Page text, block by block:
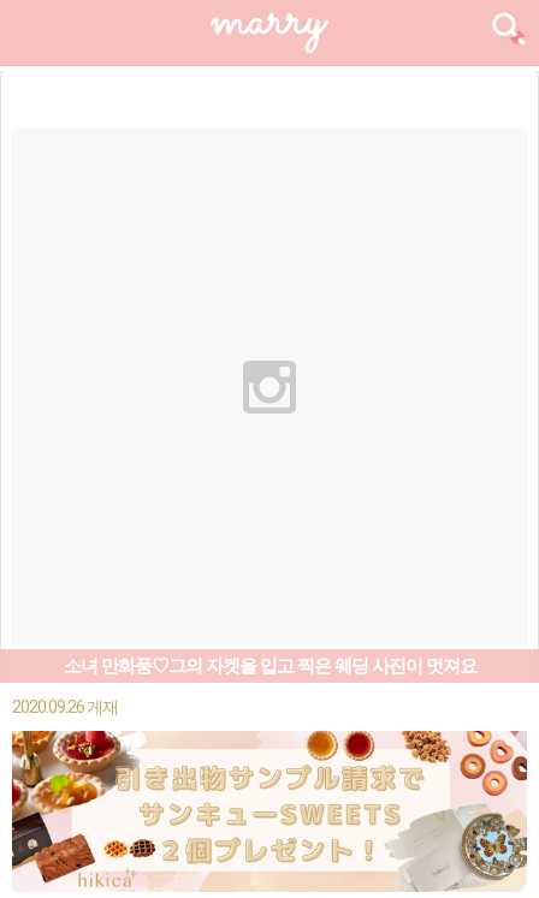
소녀 만화풍♡그의 자켓을 입고 찍은 웨딩 사진이 멋져요
2020.09.26 게재